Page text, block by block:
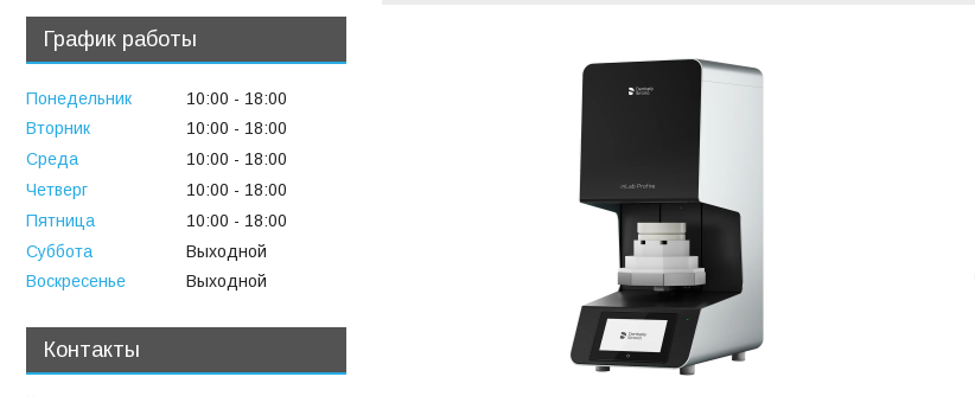
График работы
Понедельник 10:00
18:00
Вторник
10:00
18:00
Среда
10:00
18:00
Четверг
10:00
18:00
Пятница
10:00
18:00
Суббота
Выходной
Воскресенье
Выходной
Контакты